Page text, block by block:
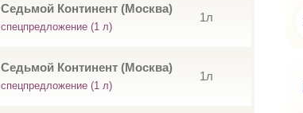
Седьмой Континент (Москва)
спецпредложение (1 л)
1л
Седьмой Континент (Москва)
спецпредложение (1 л)
1л